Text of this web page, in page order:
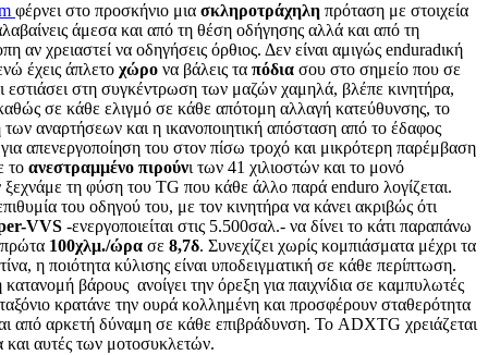
φέρνει στο προσκήνιο μια σκληροτράχηλη πρόταση με στοιχεία
άμεσα και από τη θέση οδήγησης αλλά και από τη
αν χρειαστεί να οδηγήσεις όρθιος. Δεν είναι αμιγώς enduradική
έχεις άπλετο χώρο να βάλεις τα πόδια σου στο σημείο που σε
στη συγκέντρωση των μαζών χαμηλά, βλέπε κινητήρα,
σε κάθε ελιγμό σε κάθε απότομη αλλαγή κατεύθυνσης, το
αναρτήσεων και η ικανοποιητική απόσταση από το έδαφος
για απενεργοποίηση του στον πίσω τροχό και μικρότερη παρέμβαση
το ανεστραμμένο πιρούνι των 41 χιλιοστών και το μονό
τη φύση του TG που κάθε άλλο παρά enduro λογίζεται.
του οδηγού του, με τον κινητήρα να κάνει ακριβώς ότι
VVS -ενεργοποιείται στις 5.500σαλ.- να δίνει το κάτι παραπάνω
100χλμ./ώρα σε 8,7δ. Συνεχίζει χωρίς κομπιάσματα μέχρι τα
η ποιότητα κύλισης είναι υποδειγματική σε κάθε περίπτωση.
βάρους ανοίγει την όρεξη για παιχνίδια σε καμπυλωτές
κρατάνε την ουρά κολλημένη και προσφέρουν σταθερότητα
από αρκετή δύναμη σε κάθε επιβράδυνση. Το ADXTG χρειάζεται
και αυτές των μοτοσυκλετών.